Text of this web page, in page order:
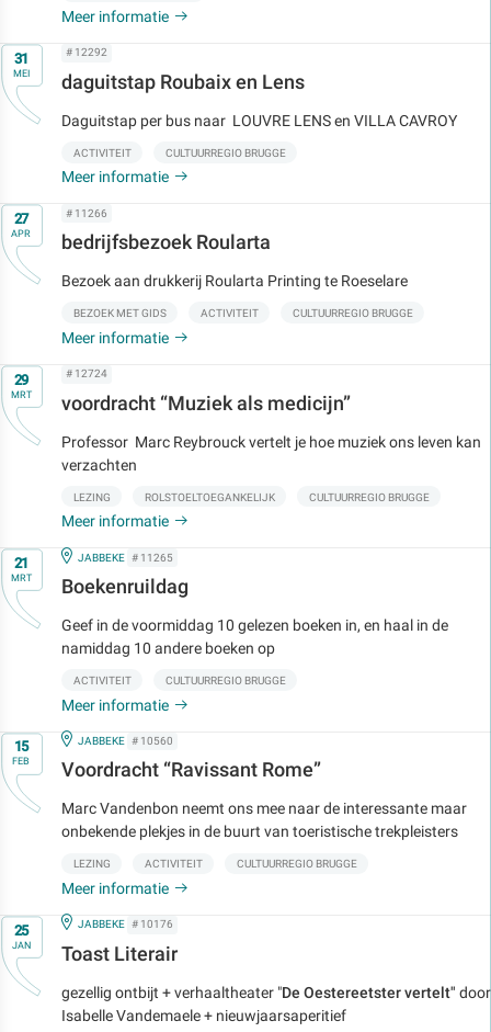
Meer informatie
Op31
MEI
# 12292
daguitstap Roubaix en Lens
Daguitstap per bus naar LOUVRE LENS en VILLA CAVROY
ACTIVITEIT CULTUURREGIO BRUGGE
Meer informatie
Op27
APR
# 11266
bedrijfsbezoek Roularta
Bezoek aan drukkerij Roularta Printing te Roeselare
BEZOEK MET GIDS ACTIVITEIT CULTUURREGIO BRUGGE
Meer informatie
Op29
MRT
# 12724
voordracht “Muziek als medicijn”
Professor Marc Reybrouck vertelt je hoe muziek ons leven kan
verzachten
LEZING ROLSTOELTOEGANKELIJK CULTUURREGIO BRUGGE
Meer informatie
Op21
MRT
IN
JABBEKE # 11265
Boekenruildag
Geef in de voormiddag 10 gelezen boeken in, en haal in de
namiddag 10 andere boeken op
ACTIVITEIT CULTUURREGIO BRUGGE
Meer informatie
Op15
FEB
IN
JABBEKE # 10560
Voordracht “Ravissant Rome”
Marc Vandenbon neemt ons mee naar de interessante maar
onbekende plekjes in de buurt van toeristische trekpleisters
LEZING ACTIVITEIT CULTUURREGIO BRUGGE
Meer informatie
Op25
JAN
IN
JABBEKE # 10176
Toast Literair
gezellig ontbijt + verhaaltheater "De Oestereetster vertelt" door
Isabelle Vandemaele + nieuwjaarsaperitief